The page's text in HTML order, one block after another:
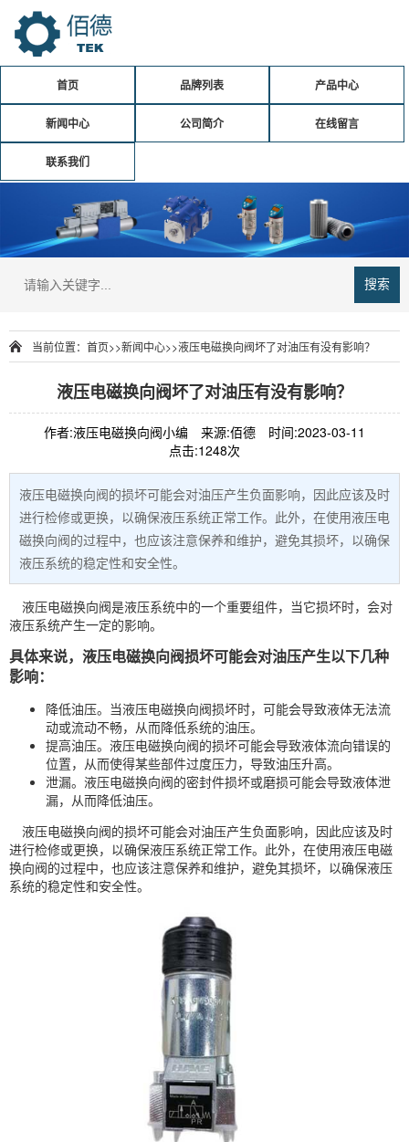
首页 品牌列表 产品中心
新闻中心 公司简介 在线留言
联系我们
搜索
当前位置： 首页>>新闻中心>>液压电磁换向阀坏了对油压有没有影响？
液压电磁换向阀坏了对油压有没有影响？
作者:液压电磁换向阀小编 来源:佰德
时间:2023-03-11
点击:1248次
液压电磁换向阀的损坏可能会对油压产生负面影响，因此应该及时
进行检修或更换，以确保液压系统正常工作。此外，在使用液压电
磁换向阀的过程中，也应该注意保养和维护，避免其损坏，以确保
液压系统的稳定性和安全性。
液压电磁换向阀是液压系统中的一个重要组件，当它损坏时，会对
液压系统产生一定的影响。
具体来说，液压电磁换向阀损坏可能会对油压产生以下几种
影响：
降低油压。当液压电磁换向阀损坏时，可能会导致液体无法流
动或流动不畅，从而降低系统的油压。
提高油压。液压电磁换向阀的损坏可能会导致液体流向错误的
位置，从而使得某些部件过度压力，导致油压升高。
泄漏。液压电磁换向阀的密封件损坏或磨损可能会导致液体泄
漏，从而降低油压。
液压电磁换向阀的损坏可能会对油压产生负面影响，因此应该及时
进行检修或更换，以确保液压系统正常工作。此外，在使用液压电磁
换向阀的过程中，也应该注意保养和维护，避免其损坏，以确保液压
系统的稳定性和安全性。